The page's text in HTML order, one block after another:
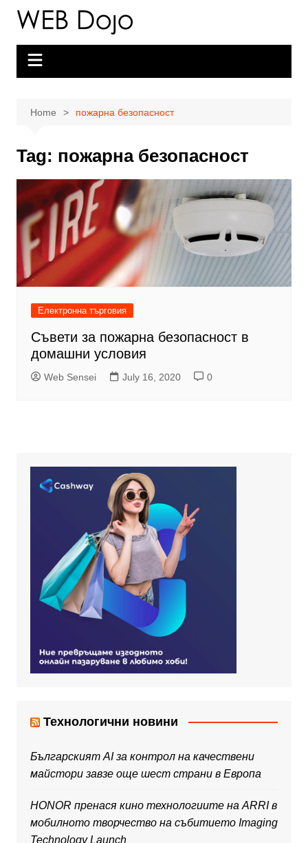
Skip
content
Home пожарна безопасност
Tag: пожарна безопасност
Електронна търговия
Съвети за пожарна безопасност в
домашни условия
Web Sensei July 16, 2020 0
Технологични новини
Българският AI за контрол на качествени
майстори завзе още шест страни в Европа
HONOR пренася кино технологиите на ARRI в
мобилното творчество на събитието Imaging
Technology Launch